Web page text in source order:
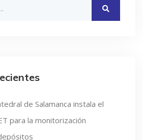
de Salamanca instala el
para la monitorización